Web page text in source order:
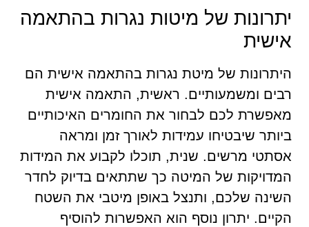
יתרונות של מיטות נגרות בהתאמה
אישית
היתרונות של מיטת נגרות בהתאמה אישית הם
רבים ומשמעותיים. ראשית, התאמה אישית
מאפשרת לכם לבחור את החומרים האיכותיים
ביותר שיבטיחו עמידות לאורך זמן ומראה
אסתטי מרשים. שנית, תוכלו לקבוע את המידות
המדויקות של המיטה כך שתתאים בדיוק לחדר
השינה שלכם, ותנצל באופן מיטבי את השטח
הקיים. יתרון נוסף הוא האפשרות להוסיף